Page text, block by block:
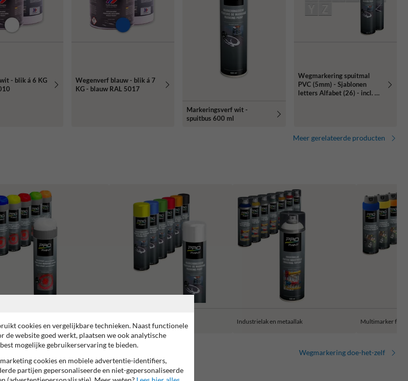
- blik á 6 KG
Wegenverf blauw - blik á 7
KG - blauw RAL 5017
Markeringsverf wit -
spuitbus 600 ml
Wegmarkering spuitmal
PVC (5mm) - Sjablonen
letters Alfabet (26) - incl. 2x
Meer gerelateerde producten
Industrielak en metaallak Multimarker
Wegmarkering doe-het-zelf
cookies en vergelijkbare technieken. Naast functionele
de website goed werkt, plaatsen we ook analytische
mogelijke gebruikerservaring te bieden.
cookies en mobiele advertentie-identifiers,
partijen gepersonaliseerde en niet-gepersonaliseerde